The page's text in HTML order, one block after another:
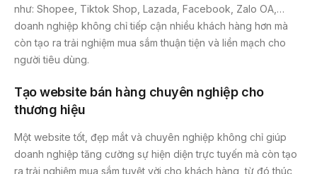
như: Shopee, Tiktok Shop, Lazada, Facebook, Zalo OA,…
doanh nghiệp không chỉ tiếp cận nhiều khách hàng hơn mà
còn tạo ra trải nghiệm mua sắm thuận tiện và liền mạch cho
người tiêu dùng.
Tạo website bán hàng chuyên nghiệp cho
thương hiệu
Một website tốt, đẹp mắt và chuyên nghiệp không chỉ giúp
doanh nghiệp tăng cường sự hiện diện trực tuyến mà còn tạo
ra trải nghiệm mua sắm tuyệt vời cho khách hàng, từ đó thúc